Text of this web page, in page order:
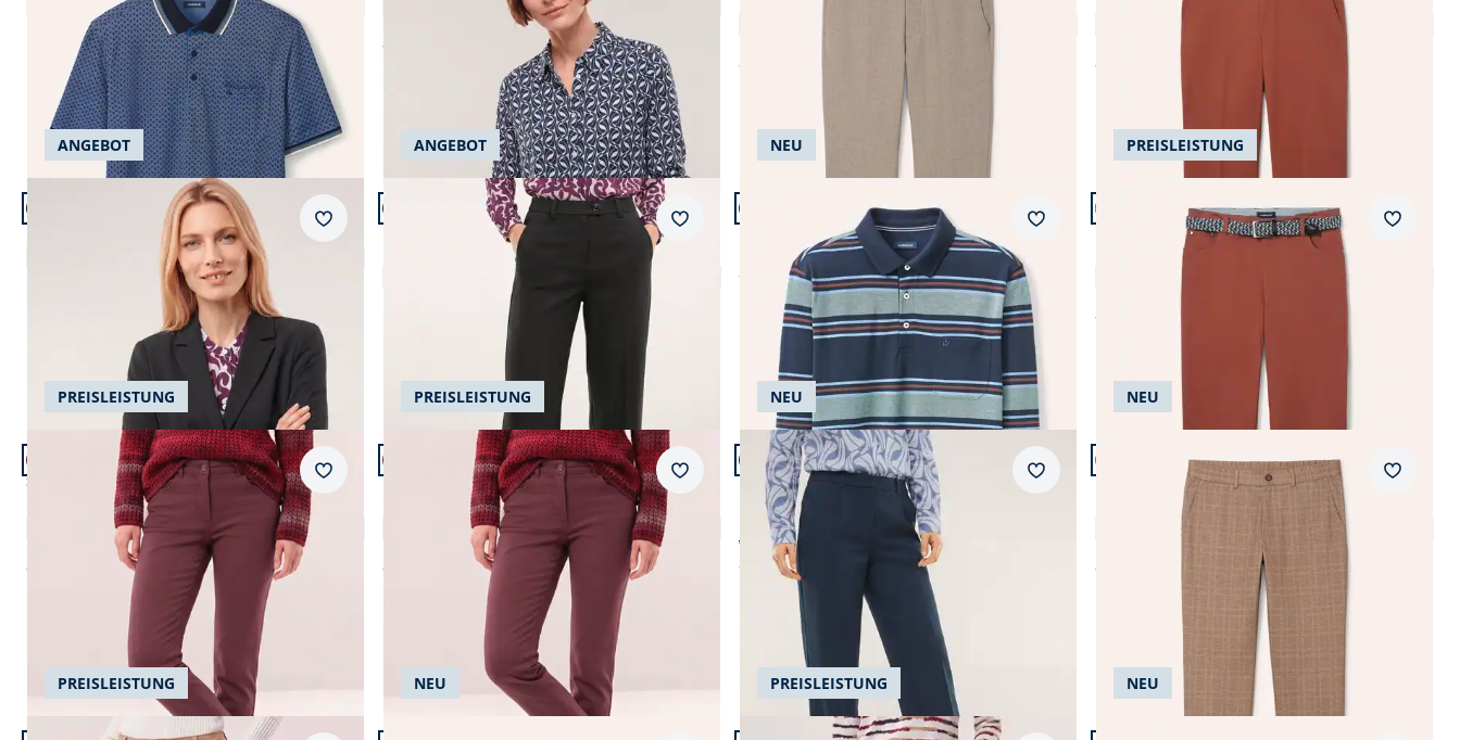
4,7 (11)
Einzelpreis€ 59,99
5,0 (6)
ab
ab ab € 119,99
Artikel 5 von 24.
ANGEBOT
Kofferblazer Deluxe
4,8 (17)
€ 229,99
Merkzettel
Artikel 6 von 24.
Passform Regular Fit.
ANGEBOT
Regular Fit
Kofferhose Deluxe
4,7 (23)
€ 149,99
Merkzettel
Artikel 7 von 24.
NEU
Extraglatt-Polo Thermoleicht
ab
€ 59,99
Merkzettel
Artikel 8 von 24.
Passform Regular Fit.
PREISLEISTUNG
Regular Fit
Extraglatt-Stretchbund Five Pocket
ab
Artikel 9 von 24.
Passform Slim Fit.
PREISLEISTUNG
Slim Fit
Extraglatt Baumwollhose Slim Fit
4,8 (66)
ab
Merkzettel
Artikel 10 von 24.
Passform Feminine Fit.
PREISLEISTUNG
Feminine Fit
Extraglatt Baumwollhose Feminine F
4,6 (116)
ab
Merkzettel
Artikel 11 von 24.
Passform Regular Fit.
NEU
+2
Regular Fit
Marlene Kofferhose
ab € 139,99
ab € 119,99
Merkzettel
Artikel 12 von 24.
Passform Modern Fit.
NEU
Modern Fit
Extraglatt-Travelhose
5,0 (4)
ab
Artikel 13 von 24.
PREISLEISTUNG
Artikel 14 von 24.
NEU
Artikel 15 von 24.
PREISLEISTUNG
Artikel 16 von 24.
NEU